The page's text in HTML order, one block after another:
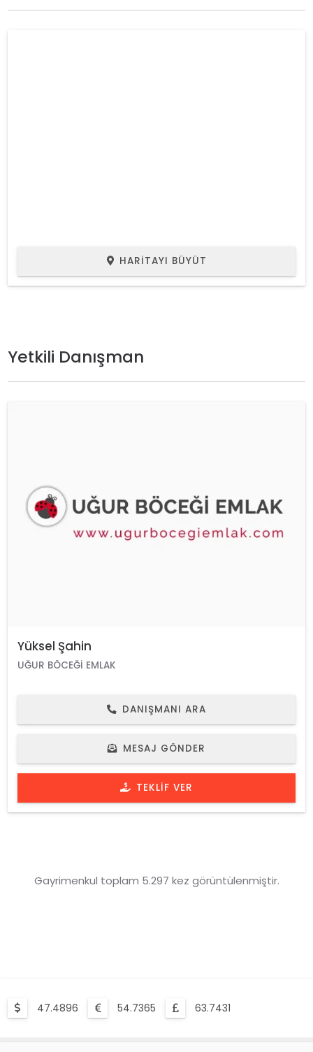
HARITAYI BÜYÜT
Yetkili Danışman
Yüksel Şahin
UĞUR BÖCEĞI EMLAK
DANIŞMANI ARA
MESAJ GÖNDER
TEKLIF VER
Gayrimenkul toplam 5.297 kez görüntülenmiştir.
47.4896 54.7365 63.7431